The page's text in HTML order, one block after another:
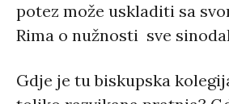
potez može uskladiti sa
Rima o nužnosti sve
Gdje je tu biskupska